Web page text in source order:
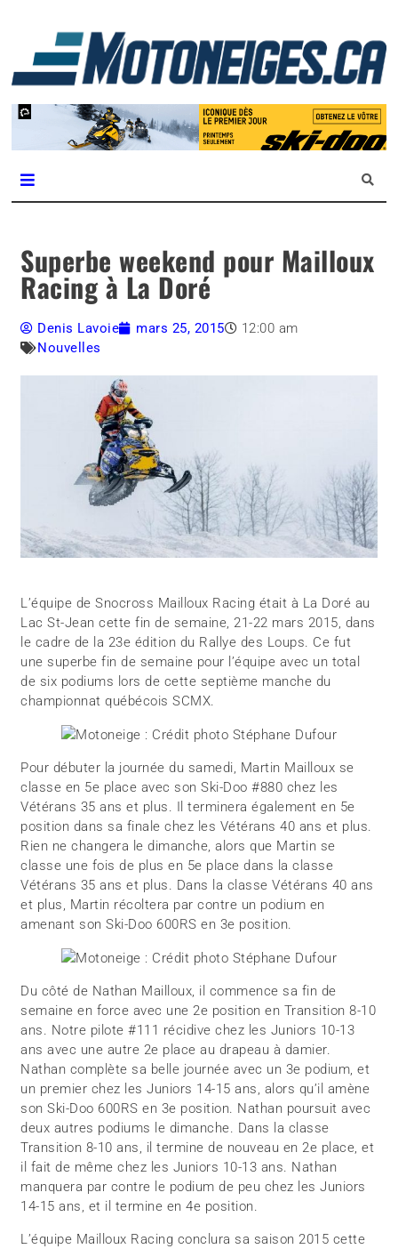
Magazine Motoneiges.ca
Superbe weekend pour Mailloux
Racing à La Doré
Denis Lavoie mars 25, 2015
12:00 am
Nouvelles
L’équipe de Snocross Mailloux Racing était à La Doré au
Lac St-Jean cette fin de semaine, 21-22 mars 2015, dans
le cadre de la 23e édition du Rallye des Loups. Ce fut
une superbe fin de semaine pour l’équipe avec un total
de six podiums lors de cette septième manche du
championnat québécois SCMX.
Pour débuter la journée du samedi, Martin Mailloux se
classe en 5e place avec son Ski-Doo #880 chez les
Vétérans 35 ans et plus. Il terminera également en 5e
position dans sa finale chez les Vétérans 40 ans et plus.
Rien ne changera le dimanche, alors que Martin se
classe une fois de plus en 5e place dans la classe
Vétérans 35 ans et plus. Dans la classe Vétérans 40 ans
et plus, Martin récoltera par contre un podium en
amenant son Ski-Doo 600RS en 3e position.
Du côté de Nathan Mailloux, il commence sa fin de
semaine en force avec une 2e position en Transition 8-10
ans. Notre pilote #111 récidive chez les Juniors 10-13
ans avec une autre 2e place au drapeau à damier.
Nathan complète sa belle journée avec un 3e podium, et
un premier chez les Juniors 14-15 ans, alors qu’il amène
son Ski-Doo 600RS en 3e position. Nathan poursuit avec
deux autres podiums le dimanche. Dans la classe
Transition 8-10 ans, il termine de nouveau en 2e place, et
il fait de même chez les Juniors 10-13 ans. Nathan
manquera par contre le podium de peu chez les Juniors
14-15 ans, et il termine en 4e position.
L’équipe Mailloux Racing conclura sa saison 2015 cette